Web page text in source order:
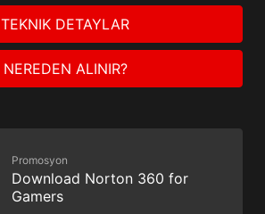
TEKNIK DETAYLAR
NEREDEN ALINIR?
Promosyon
Download Norton 360 for
Gamers